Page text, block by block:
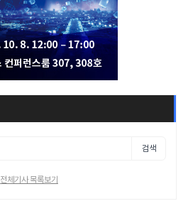
검색
전체기사 목록보기